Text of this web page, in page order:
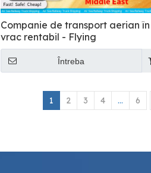
Companie de transport aerian în
vrac rentabil - Flying
Întreba
1 2 3 4 ... 6